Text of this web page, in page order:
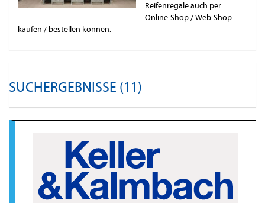
Reifenregale auch per
Online-Shop / Web-Shop
kaufen / bestellen können.
SUCHERGEBNISSE (11)